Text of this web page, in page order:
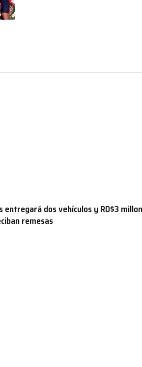
entregará dos vehículos y RD$3
remesas